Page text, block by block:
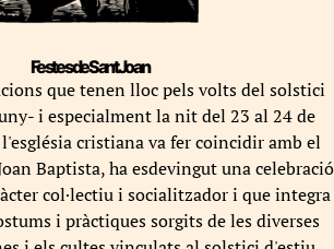
Festes de Sant Joan
que tenen lloc pels volts del solstici
i especialment la nit del 23 al 24 de
cristiana va fer coincidir amb el
Baptista, ha esdevingut una celebració
col·lectiu i socialitzador i que integra
i pràctiques sorgits de les diverses